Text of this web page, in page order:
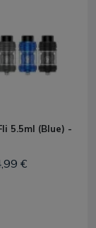
5.5ml (Blue) -
€